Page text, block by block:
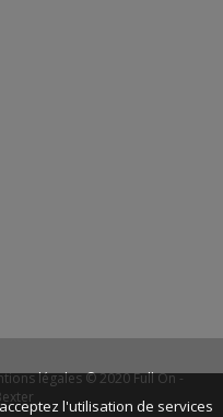
légales© 2020 Full On -
l'utilisation de services